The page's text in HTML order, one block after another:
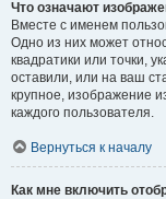
Что означают
Вместе с именем
Одно из них может
квадратики или точки,
оставили, или на ваш
крупное, изображение
каждого пользователя.
Вернуться к началу
Как мне включить